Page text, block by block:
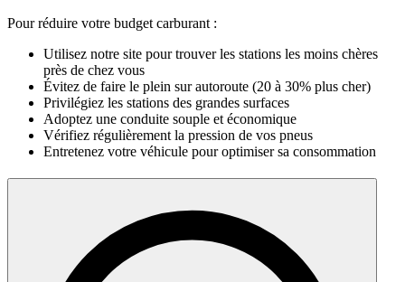
Pour réduire votre budget carburant :
Utilisez notre site pour trouver les stations les moins chères
près de chez vous
Évitez de faire le plein sur autoroute (20 à 30% plus cher)
Privilégiez les stations des grandes surfaces
Adoptez une conduite souple et économique
Vérifiez régulièrement la pression de vos pneus
Entretenez votre véhicule pour optimiser sa consommation